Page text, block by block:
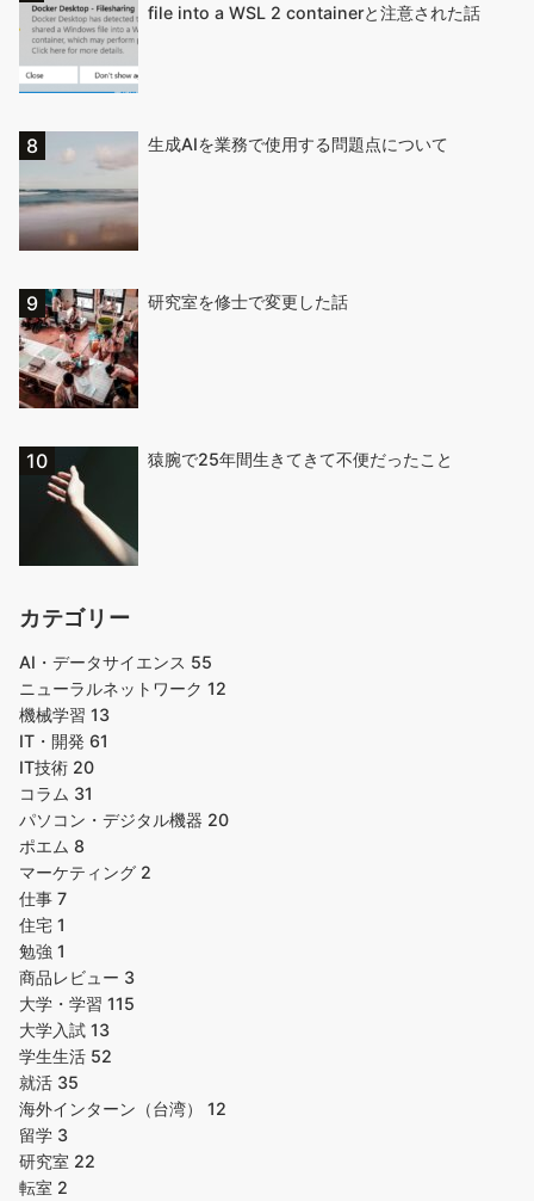
file into a WSL 2 containerと注意された話
生成AIを業務で使用する問題点について
研究室を修士で変更した話
猿腕で25年間生きてきて不便だったこと
カテゴリー
AI・データサイエンス 55
ニューラルネットワーク 12
機械学習 13
IT・開発 61
IT技術 20
コラム 31
パソコン・デジタル機器 20
ポエム 8
マーケティング 2
仕事 7
住宅 1
勉強 1
商品レビュー 3
大学・学習 115
大学入試 13
学生生活 52
就活 35
海外インターン（台湾） 12
留学 3
研究室 22
転室 2